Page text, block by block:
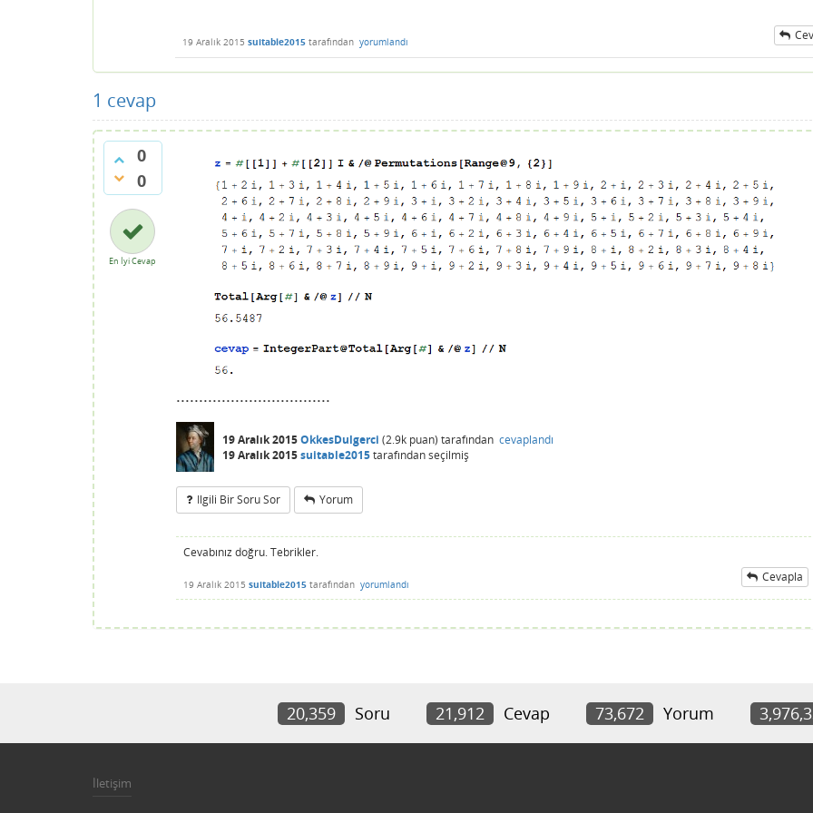
19 Aralık 2015 suitable2015 tarafından yorumlandı
1 cevap
0
0
En İyi Cevap
..................................
19 Aralık 2015OkkesDulgerci (2.9k puan) tarafından cevaplandı
19 Aralık 2015suitable2015tarafındanseçilmiş
Ilgili Bir Soru Sor Yorum
Cevabınız doğru. Tebrikler.
19 Aralık 2015 suitable2015 tarafından yorumlandı Cevapla
20,359 Soru 21,912 Cevap 73,672 Yorum
İletişim